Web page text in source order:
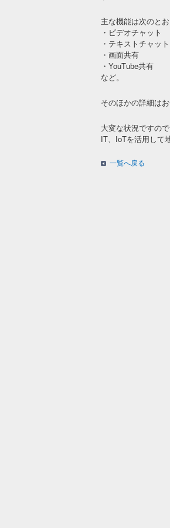
主な機能は次のとお
・ビデオチャット
・テキストチャット
・画面共有
・YouTube共有
など。
そのほかの詳細は
大変な状況ですの
IT、IoTを活用して
一覧へ戻る